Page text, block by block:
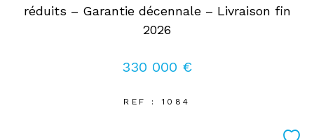
réduits – Garantie décennale – Livraison fin
2026
330 000 €
REF : 1084
RECHERCHER